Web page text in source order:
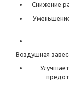
Снижение
Воздушная